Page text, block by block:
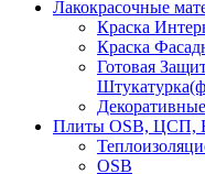
Лакокрасочные
Краска
Краска
Готовая
Плиты OSB, ЦСП,
OSB